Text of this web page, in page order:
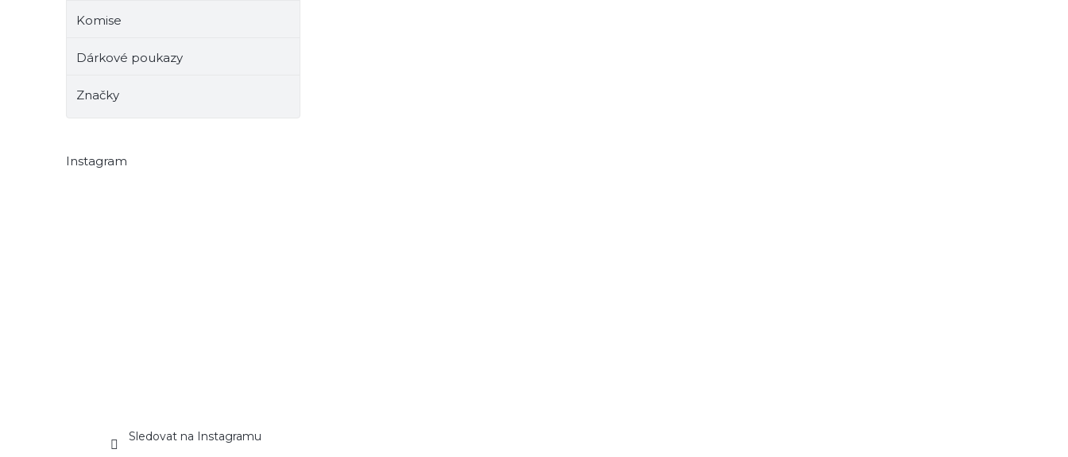
Komise
Dárkové poukazy
Značky
Instagram
Sledovat na Instagramu